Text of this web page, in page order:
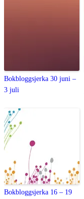
Bokbloggsjerka 30 juni –
3 juli
Bokbloggsjerka 16 – 19